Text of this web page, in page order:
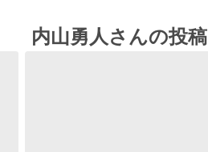
内山勇人さんの投稿